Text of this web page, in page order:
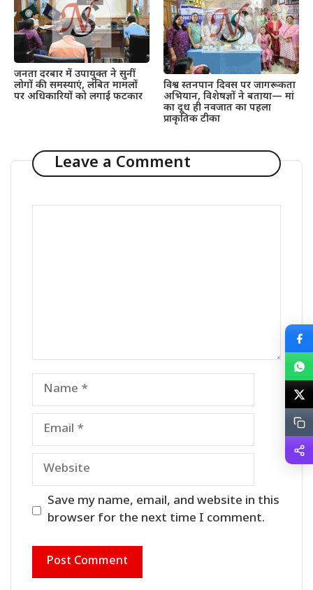
जनता दरबार में उपायुक्त ने सुनीं
लोगों की समस्याएं, लंबित मामलों
पर अधिकारियों को लगाई फटकार
विश्व स्तनपान दिवस पर जागरूकता
अभियान, विशेषज्ञों ने बताया— मां
का दूध ही नवजात का पहला
प्राकृतिक टीका
Leave a Comment
Name
Email
Website
Save my name, email, and website in this
browser for the next time I comment.